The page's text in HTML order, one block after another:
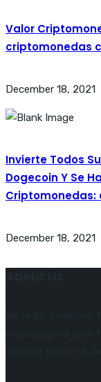
Valor
criptomonedas
December 18, 2021
Invierte Todos
Dogecoin Y Se
Criptomonedas:
December 18, 2021